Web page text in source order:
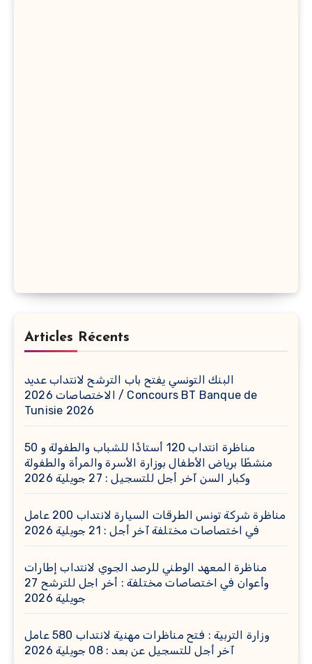
Articles Récents
البنك التونسي يفتح باب الترشح لانتداب عديد
الاختصاصات 2026 / Concours BT Banque de
Tunisie 2026
مناظرة انتداب 120 أستاذًا للشباب والطفولة و 50
منشطًا برياض الأطفال بوزارة الأسرة والمرأة والطفولة
وكبار السن آخر أجل للتسجيل : 27 جويلية 2026
مناظرة شركة تونس الطرقات السيارة لانتداب 200 عامل
في اختصاصات مختلفة آخر أجل : 21 جويلية 2026
مناظرة المعهد الوطني للرصد الجوي لانتداب إطارات
وأعوان في اختصاصات مختلفة : أخر اجل للترشح 27
جويلية 2026
وزارة التربية : فتح مناظرات مهنية لانتداب 580 عامل
آخر أجل للتسجيل عن بعد : 08 جويلية 2026